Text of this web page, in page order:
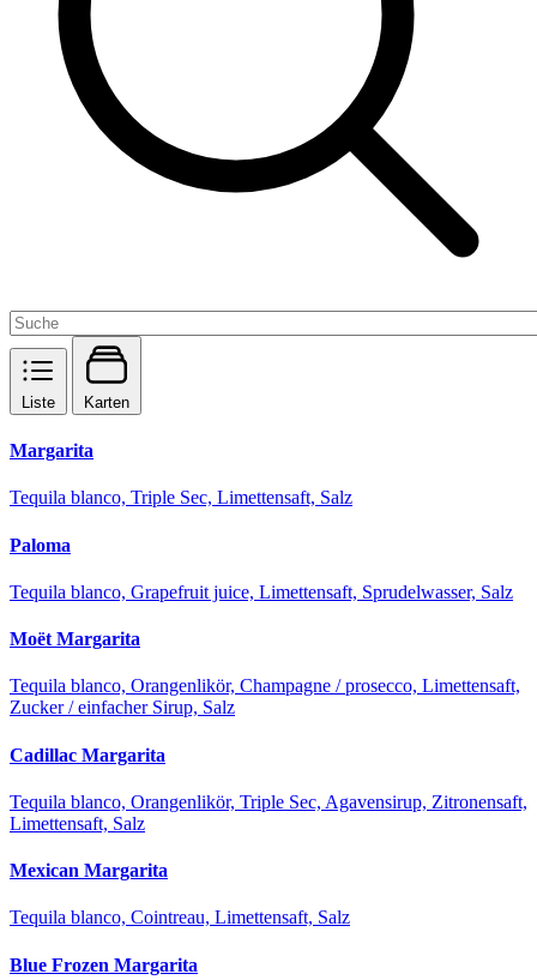
Liste Karten
Margarita
Tequila blanco, Triple Sec, Limettensaft, Salz
Paloma
Tequila blanco, Grapefruit juice, Limettensaft, Sprudelwasser, Salz
Moët Margarita
Tequila blanco, Orangenlikör, Champagne / prosecco, Limettensaft,
Zucker / einfacher Sirup, Salz
Cadillac Margarita
Tequila blanco, Orangenlikör, Triple Sec, Agavensirup, Zitronensaft,
Limettensaft, Salz
Mexican Margarita
Tequila blanco, Cointreau, Limettensaft, Salz
Blue Frozen Margarita